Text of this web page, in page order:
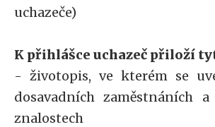
uchazeče)
K přihlášce uchazeč přiloží
- životopis, ve kterém se
dosavadních zaměstnáních
znalostech